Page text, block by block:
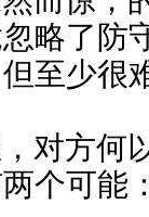
略了防
至少很
对方何
个可能